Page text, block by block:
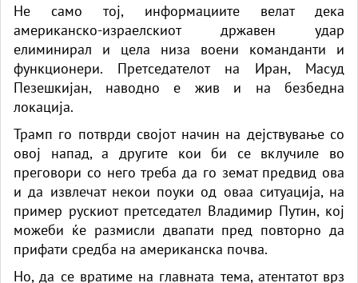
Не само тој, информациите велат дека
американско-израелскиот државен удар
елиминирал и цела низа воени команданти и
функционери. Претседателот на Иран, Масуд
Пезешкијан, наводно е жив и на безбедна
локација.
Трамп го потврди својот начин на дејствување со
овој напад, а другите кои би се вклучиле во
преговори со него треба да го земат предвид ова
и да извлечат некои поуки од оваа ситуација, на
пример рускиот претседател Владимир Путин, кој
можеби ќе размисли двапати пред повторно да
прифати средба на американска почва.
Но, да се вратиме на главната тема, атентатот врз